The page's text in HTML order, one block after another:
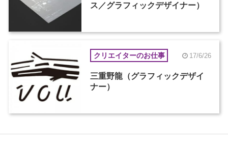
ス／グラフィックデザイナー）
クリエイターのお仕事 17/6/26
三重野龍（グラフィックデザイ
ナー）